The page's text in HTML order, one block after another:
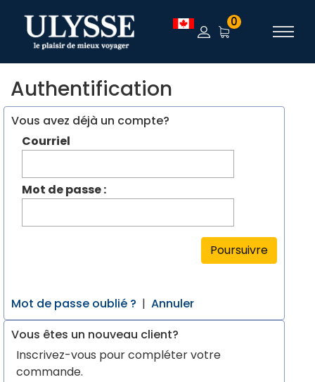
0
Authentification
Vous avez déjà un compte?
Courriel
Mot de passe :
Poursuivre
Mot de passe oublié ? | Annuler
Vous êtes un nouveau client?
Inscrivez-vous pour compléter votre
commande.